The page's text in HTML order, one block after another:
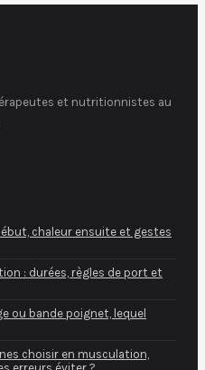
et nutritionnistes au
chaleur ensuite et gestes
: durées, règles de port et
ou bande poignet, lequel
choisir en musculation,